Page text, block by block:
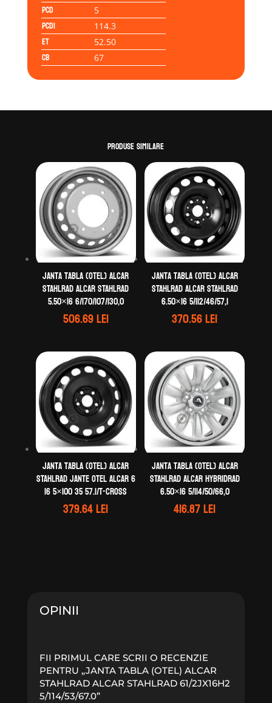
PCD
5
PCD1 114.3
ET 52.50
CB 67
Produse similare
Janta tabla (otel) ALCAR
STAHLRAD ALCAR STAHLRAD
5.50×16 6/170/107/130,0
506.69lei
Janta tabla (otel) ALCAR
STAHLRAD ALCAR STAHLRAD
6.50×16 5/112/46/57,1
370.56lei
Janta tabla (otel) ALCAR
STAHLRAD Jante otel ALCAR 6
16 5×100 35 57.1/T-Cross
379.64lei
Janta tabla (otel) ALCAR
STAHLRAD ALCAR HYBRIDRAD
6.50×16 5/114/50/66,0
416.87lei
OPINII
FII PRIMUL CARE SCRII O RECENZIE
PENTRU „JANTA TABLA (OTEL) ALCAR
STAHLRAD ALCAR STAHLRAD 61/2JX16H2
5/114/53/67.0”